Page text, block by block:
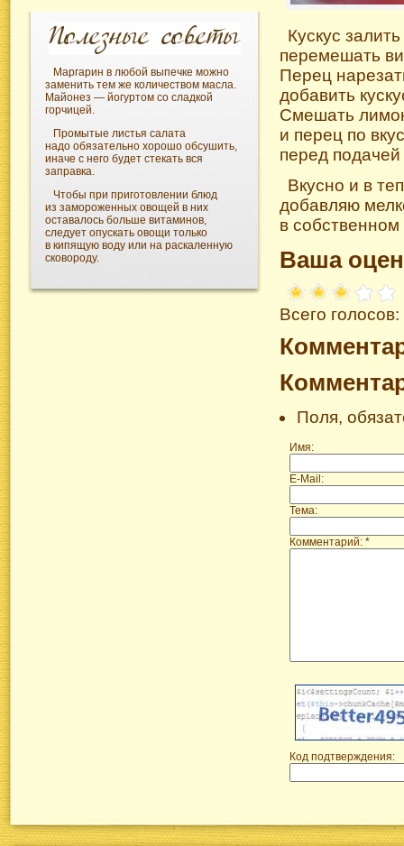
Маргарин в любой выпечке можно
заменить тем же количеством масла.
Майонез — йогуртом со сладкой
горчицей.
Промытые листья салата
надо обязательно хорошо обсушить,
иначе с него будет стекать вся
заправка.
Чтобы при приготовлении блюд
из замороженных овощей в них
оставалось больше витаминов,
следует опускать овощи только
в кипящую воду или на раскаленную
сковороду.
Кускус
перемешать
Перец
добавить
Смешать
и перец по
перед
Вкусно и в
добавляю
в
Ваша
Всего
Поля,
Имя:
E-Mail:
Тема:
Комментарий: *
Код подтверждения: